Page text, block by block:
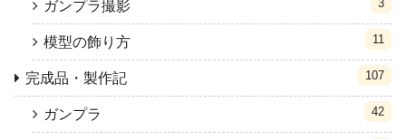
ガンプラ撮影 3
模型の飾り方 11
完成品・製作記 107
ガンプラ 42